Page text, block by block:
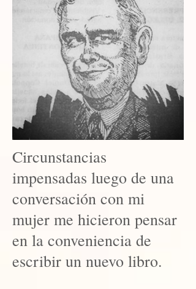
Circunstancias
impensadas luego de una
conversación con mi
mujer me hicieron pensar
en la conveniencia de
escribir un nuevo libro.